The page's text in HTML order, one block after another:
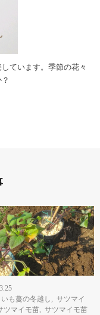
ています。季節の花々
も蔓の冬越し
サツマイ
ツマイモ苗
サツマイモ苗